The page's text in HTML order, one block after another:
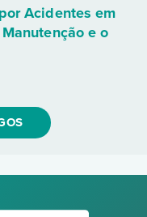
Acidentes em
e o